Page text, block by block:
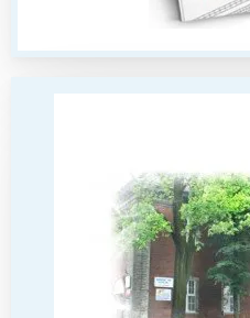
Interesują
Łódź
Trójmiasto
Poznań
Wrocław